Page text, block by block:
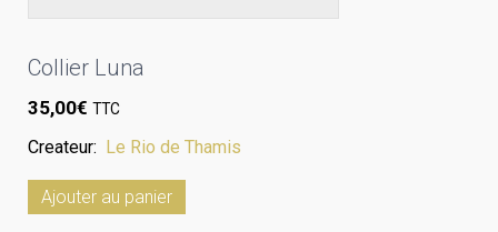
Collier Luna
35,00€ TTC
Createur: Le Rio de Thamis
Ajouter au panier